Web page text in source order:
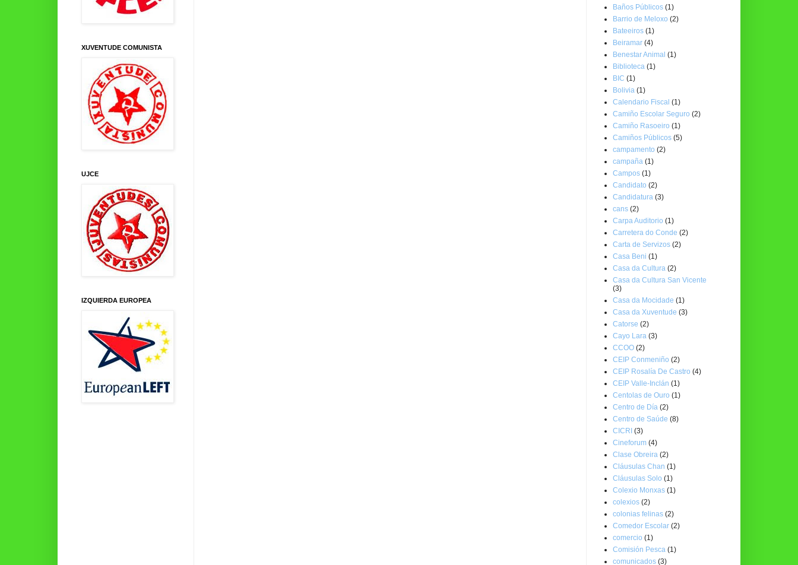
XUVENTUDE COMUNISTA
UJCE
IZQUIERDA EUROPEA
Baños Públicos (1)
Barrio de Meloxo (2)
Bateeiros (1)
Beiramar (4)
Benestar Animal (1)
Biblioteca (1)
BIC (1)
Bolivia (1)
Calendario Fiscal (1)
Camiño Escolar Seguro (2)
Camiño Rasoeiro (1)
Camiños Públicos (5)
campamento (2)
campaña (1)
Campos (1)
Candidato (2)
Candidatura (3)
cans (2)
Carpa Auditorio (1)
Carretera do Conde (2)
Carta de Servizos (2)
Casa Beni (1)
Casa da Cultura (2)
Casa da Cultura San Vicente
(3)
Casa da Mocidade (1)
Casa da Xuventude (3)
Catorse (2)
Cayo Lara (3)
CCOO (2)
CEIP Conmeniño (2)
CEIP Rosalía De Castro (4)
CEIP Valle-Inclán (1)
Centolas de Ouro (1)
Centro de Día (2)
Centro de Saúde (8)
CICRI (3)
Cineforum (4)
Clase Obreira (2)
Cláusulas Chan (1)
Cláusulas Solo (1)
Colexio Monxas (1)
colexios (2)
colonias felinas (2)
Comedor Escolar (2)
comercio (1)
Comisión Pesca (1)
comunicados (3)